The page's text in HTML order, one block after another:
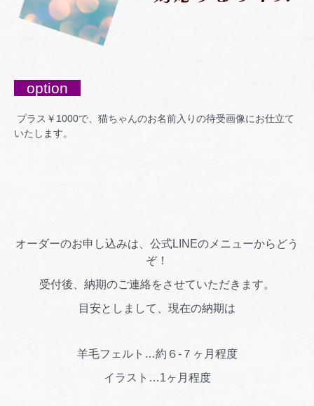
option
プラス￥1000で、猫ちゃんのお名前入りの待受画像にお仕立て
いたします。
オーダーのお申し込みは、 公式LINEのメニューから どう
ぞ！
受付後、納期のご連絡をさせていただきます。
目安としまして、現在の納期は
羊毛フェルト…約６-７ヶ月程度
イラスト…1ヶ月程度